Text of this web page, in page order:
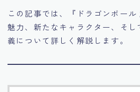
Bahasa Indonesia
この記事では、『ドラゴンボー
魅力、新たなキャラクター、そ
義について詳しく解説します。